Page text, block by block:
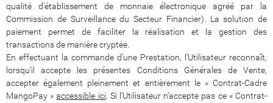
qualité d’établissement de monnaie électronique agréé par la
Commission de Surveillance du Secteur Financier). La solution de
paiement permet de faciliter la réalisation et la gestion des
transactions de manière cryptée.
En effectuant la commande d’une Prestation, l’Utilisateur reconnaît,
lorsqu’il accepte les présentes Conditions Générales de Vente,
accepter également pleinement et entièrement le « Contrat-Cadre
MangoPay »accessible ici. Si l’Utilisateur n’accepte pas ce « Contrat-